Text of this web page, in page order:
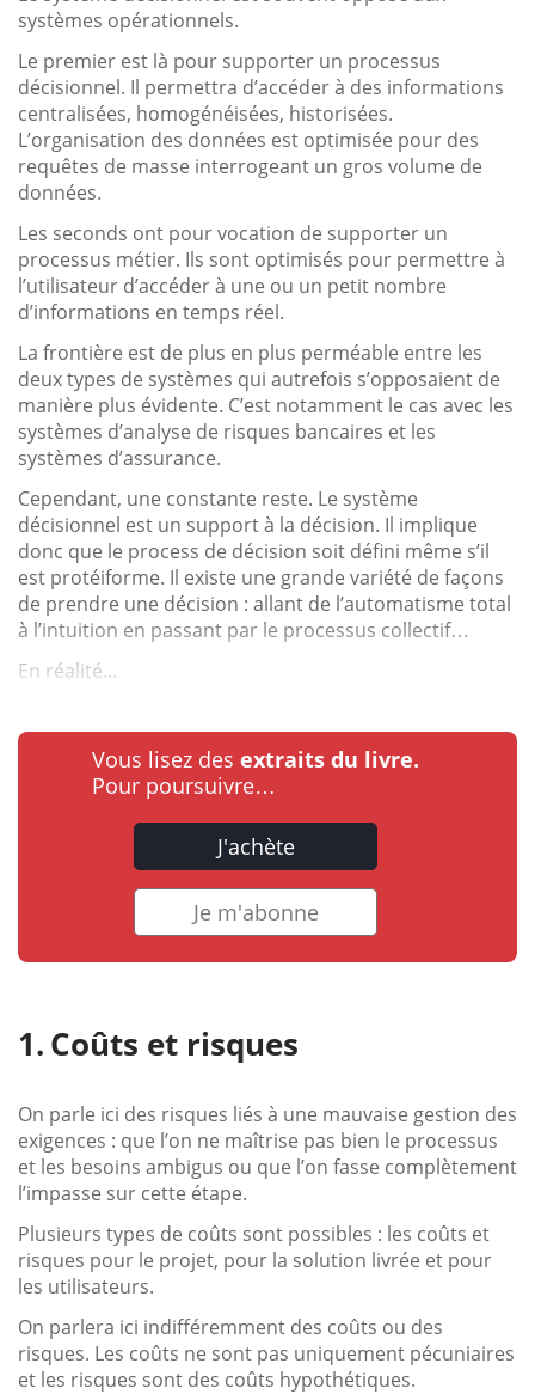
systèmes opérationnels.
Le premier est là pour supporter un processus
décisionnel. Il permettra d’accéder à des informations
centralisées, homogénéisées, historisées.
L’organisation des données est optimisée pour des
requêtes de masse interrogeant un gros volume de
données.
Les seconds ont pour vocation de supporter un
processus métier. Ils sont optimisés pour permettre à
l’utilisateur d’accéder à une ou un petit nombre
d’informations en temps réel.
La frontière est de plus en plus perméable entre les
deux types de systèmes qui autrefois s’opposaient de
manière plus évidente. C’est notamment le cas avec les
systèmes d’analyse de risques bancaires et les
systèmes d’assurance.
Cependant, une constante reste. Le système
décisionnel est un support à la décision. Il implique
donc que le process de décision soit défini même s’il
est protéiforme. Il existe une grande variété de façons
de prendre une décision : allant de l’automatisme total
à l’intuition en passant par le processus collectif…
En réalité...
Vous lisez des extraits du livre.
Pour poursuivre…
J'achète
Je m'abonne
Coûts et risques
On parle ici des risques liés à une mauvaise gestion des
exigences : que l’on ne maîtrise pas bien le processus
et les besoins ambigus ou que l’on fasse complètement
l’impasse sur cette étape.
Plusieurs types de coûts sont possibles : les coûts et
risques pour le projet, pour la solution livrée et pour
les utilisateurs.
On parlera ici indifféremment des coûts ou des
risques. Les coûts ne sont pas uniquement pécuniaires
et les risques sont des coûts hypothétiques.